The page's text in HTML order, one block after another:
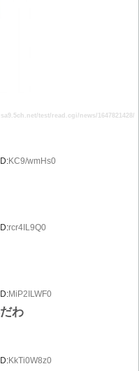
test/read.cgi/news/1647821428/
ID:KC9/wmHs0
ID:rcr4IL9Q0
ID:MiP2ILWF0
わ
ID:KkTi0W8z0